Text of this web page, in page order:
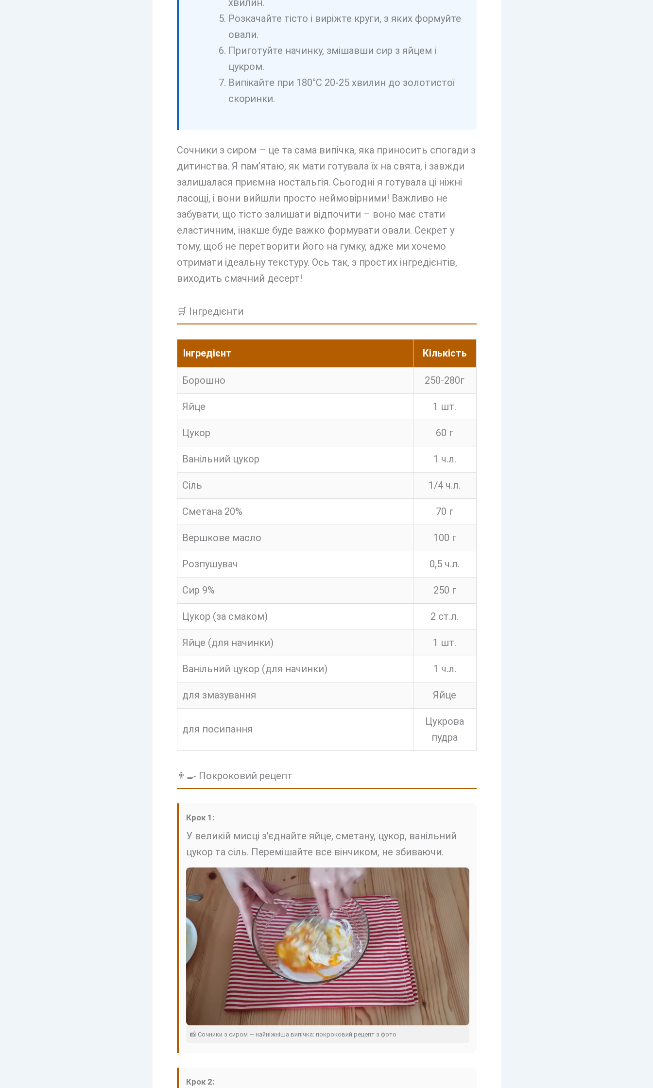
хвилин.
Розкачайте тісто і виріжте круги, з яких формуйте
овали.
Приготуйте начинку, змішавши сир з яйцем і
цукром.
Випікайте при 180°C 20-25 хвилин до золотистої
скоринки.
Сочники з сиром – це та сама випічка, яка приносить спогади з
дитинства. Я пам’ятаю, як мати готувала їх на свята, і завжди
залишалася приємна ностальгія. Сьогодні я готувала ці ніжні
ласощі, і вони вийшли просто неймовірними! Важливо не
забувати, що тісто залишати відпочити – воно має стати
еластичним, інакше буде важко формувати овали. Секрет у
тому, щоб не перетворити його на гумку, адже ми хочемо
отримати ідеальну текстуру. Ось так, з простих інгредієнтів,
виходить смачний десерт!
🛒 Інгредієнти
Інгредієнт Кількість
Борошно 250-280г
Яйце 1 шт.
Цукор 60 г
Ванільний цукор 1 ч.л.
Сіль 1/4 ч.л.
Сметана 20% 70 г
Вершкове масло 100 г
Розпушувач 0,5 ч.л.
Сир 9% 250 г
Цукор (за смаком) 2 ст.л.
Яйце (для начинки) 1 шт.
Ванільний цукор (для начинки) 1 ч.л.
для змазування Яйце
для посипання
Цукрова
пудра
👨‍🍳 Покроковий рецепт
Крок 1:
У великій мисці з'єднайте яйце, сметану, цукор, ванільний
цукор та сіль. Перемішайте все вінчиком, не збиваючи.
📸 Сочники з сиром — найніжніша випічка: покроковий рецепт з фото
Крок 2: